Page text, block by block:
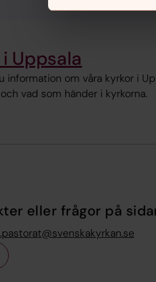
Uppsala
information om våra kyrkor i
vad som händer i kyrkorna.
eller frågor på